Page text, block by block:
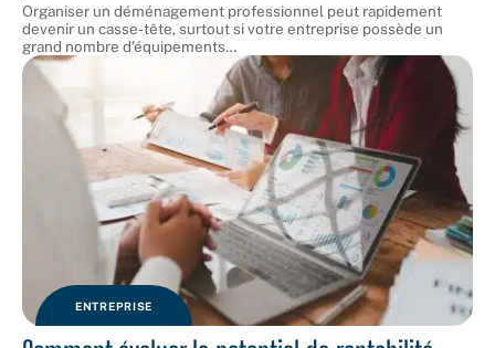
Organiser un déménagement professionnel peut rapidement
devenir un casse-tête, surtout si votre entreprise possède un
grand nombre d'équipements…
ENTREPRISE